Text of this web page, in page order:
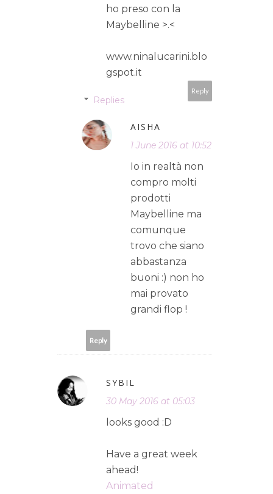
ho preso con la
Maybelline >.<
www.ninalucarini.blo
gspot.it
Reply
Replies
AISHA
1 June 2016 at 10:52
Io in realtà non
compro molti
prodotti
Maybelline ma
comunque
trovo che siano
abbastanza
buoni :) non ho
mai provato
grandi flop !
Reply
SYBIL
30 May 2016 at 05:03
looks good :D
Have a great week
ahead!
Animated